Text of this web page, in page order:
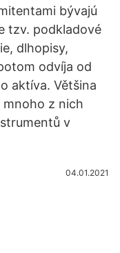
bývajú
tzv. podkladové
dlhopisy,
odvíja od
aktíva. Většina
mnoho z nich
v
04.01.2021